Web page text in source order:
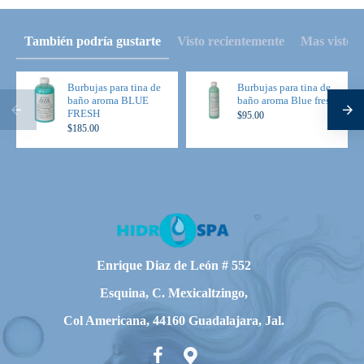
También podría gustarte Visto recientemente Mas visto
Burbujas para tina de
baño aroma BLUE
FRESH
$185.00
Burbujas para tina de
baño aroma Blue fresh
$95.00
Enrique Diaz de León # 552
Esquina, C. Mexicaltzingo,
Col Americana, 44160 Guadalajara, Jal.